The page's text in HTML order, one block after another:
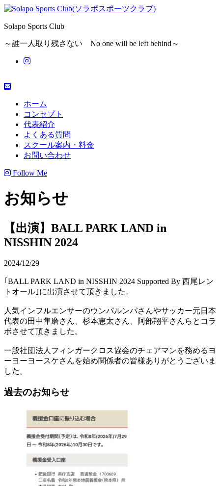
Solapo Sports Club
～誰一人取り残さない No one will be left behind～
ホーム
コンセプト
代表紹介
よくある質問
スクール案内・料金
お問い合わせ
Follow Me
お知らせ
【出演】BALL PARK LAND in
NISSHIN 2024
2024/12/29
｢BALL PARK LAND in NISSHIN 2024 Supported By 西尾レン
トオール｣に出演させて頂きました。
人気インフルエンサーのウンパルンパさんやサッカー元日本
代表の田中隼磨さん、杉本恵太さん、阿部翔平さんらとコラ
ボさせて頂きました。
一般社団法人フィンガークロス協会のチェアマンを務めるヨ
ーヨーヨースケさんを始め関係者の皆様ありがとうございま
した。
過去のお知らせ